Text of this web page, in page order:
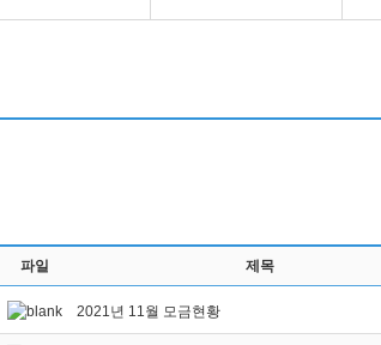
파일 제목
2021년 11월 모금현황